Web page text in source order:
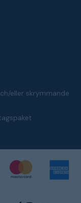
eller skrymmande